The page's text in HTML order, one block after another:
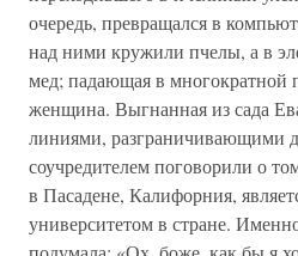
очередь, превращался в
над ними кружили пчелы, а в
мед; падающая в многократной
женщина. Выгнанная из сада
линиями, разграничивающими
соучредителем поговорили о
в Пасадене, Калифорния,
университетом в стране.